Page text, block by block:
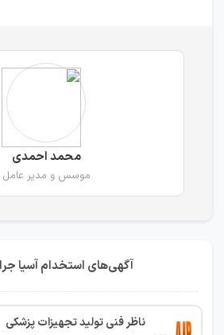
محمد احمدی
موسس و مدیر عامل
آگهی‌های استخدام آسیا
ناظر فنی تولید تجهیزات پزشکی